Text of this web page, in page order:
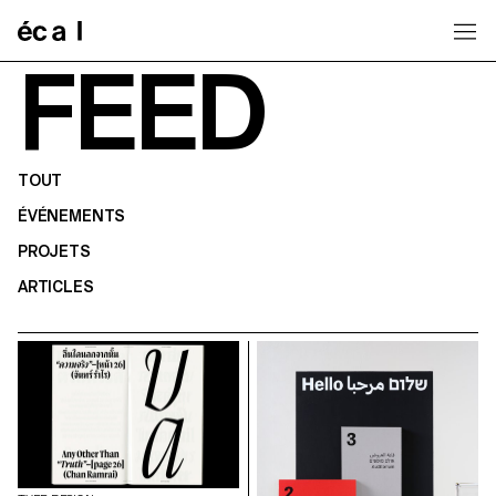
FEED
TOUT
ÉVÉNEMENTS
PROJETS
ARTICLES